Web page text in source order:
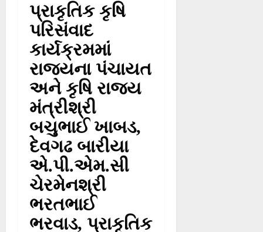
પ્રાકૃતિક કૃષિ
પરિસંવાદ
કાર્યક્રમમાં
રાજ્યના પંચાયત
અને કૃષિ રાજ્ય
મંત્રીશ્રી
બચુભાઈ ખાબડ,
દેવગઢ બારીયા
એ.પી.એમ.સી
ચેરમેનશ્રી
ભરતભાઈ
ભરવાડ, પ્રાકૃતિક